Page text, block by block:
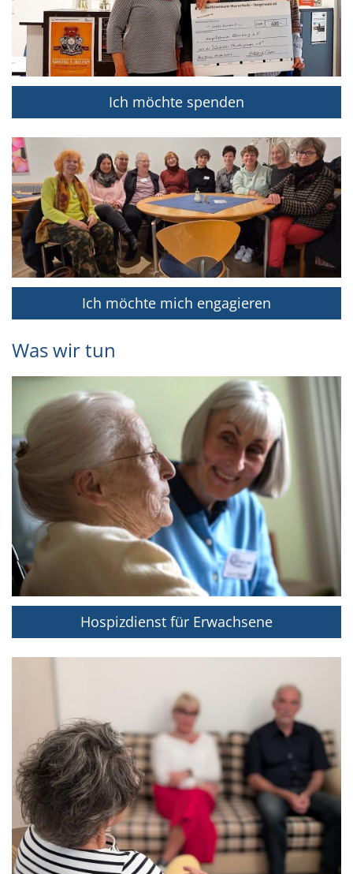
Ich möchte spenden
Ich möchte mich engagieren
Was wir tun
Hospizdienst für Erwachsene